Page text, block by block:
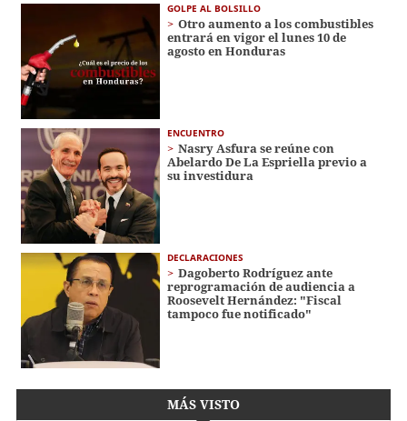
GOLPE AL BOLSILLO
Otro aumento a los combustibles
entrará en vigor el lunes 10 de
agosto en Honduras
ENCUENTRO
Nasry Asfura se reúne con
Abelardo De La Espriella previo a
su investidura
DECLARACIONES
Dagoberto Rodríguez ante
reprogramación de audiencia a
Roosevelt Hernández: "Fiscal
tampoco fue notificado"
MÁS VISTO